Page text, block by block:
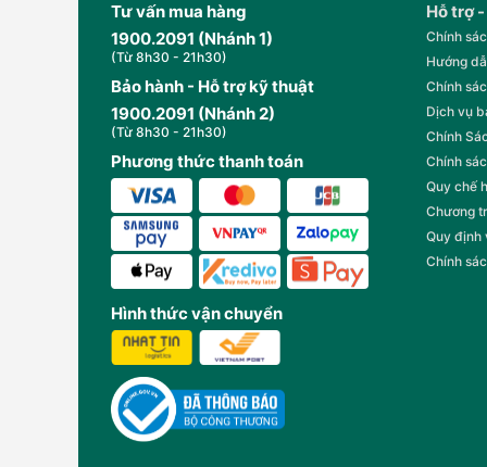
Kết Luận
MAGIC A-051là lựa chọn hoàn hảo cho những ai
thời gian đứng bếp. Từ các món kho truyền thống,
với một núm vặn, bạn đã có thể nấu xong bữa ăn
– mà làtrợ thủ đắc lực
cho gian bếp hiện đại.
MAGIC A-051 – Nấu gì cũng ngon, đơn giản mà
Nồi nhỏ – năng lực lớn – tiện ích cho mọi gia đình.
Tư vấn mua hàng
1900.2091 (Nhánh 1)
(Từ 8h30 - 21h30)
Bảo hành - Hỗ trợ kỹ thuật
1900.2091 (Nhánh 2)
(Từ 8h30 - 21h30)
Phương thức thanh toán
Hình thức vận chuyển
Hỗ trợ
Chính
Hướng
Chính
Dịch vụ
Chính
Chính
Quy chế
Chương
Quy định
Chính